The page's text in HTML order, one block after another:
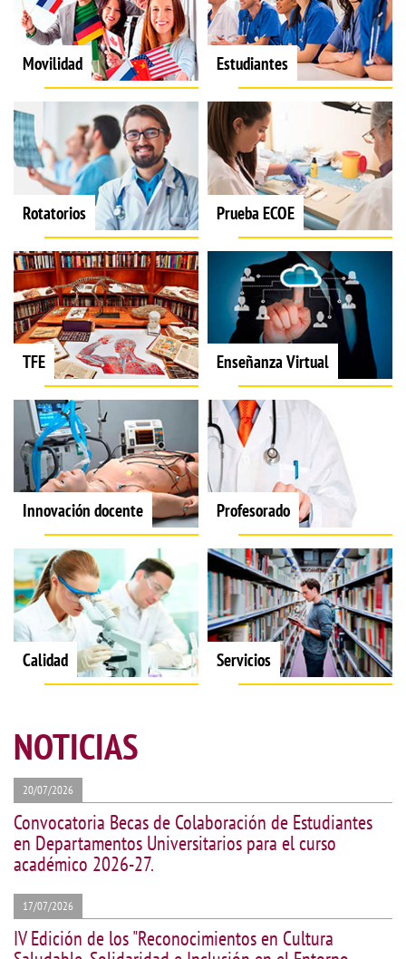
Movilidad Estudiantes
Rotatorios Prueba ECOE
TFE Enseñanza Virtual
Innovación docente Profesorado
Calidad Servicios
NOTICIAS
20/07/2026
Convocatoria Becas de Colaboración de Estudiantes
en Departamentos Universitarios para el curso
académico 2026-27.
17/07/2026
IV Edición de los "Reconocimientos en Cultura